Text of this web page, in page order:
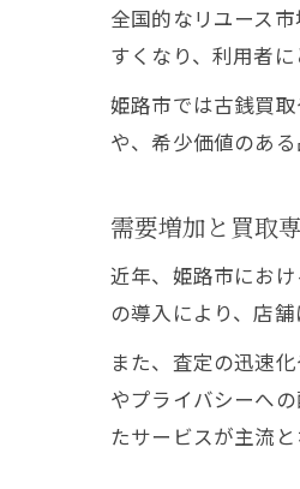
全国的なリユース
すくなり、利用者
姫路市では古銭買
や、希少価値のあ
需要増加と買取
近年、姫路市にお
の導入により、店
また、査定の迅速
やプライバシーへ
たサービスが主流と